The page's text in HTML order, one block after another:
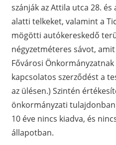
szánják az Attila utca 28. és
alatti telkeket, valamint a
mögötti autókereskedő
négyzetméteres sávot,
Fővárosi
kapcsolatos szerződést a
az ülésen.) Szintén
önkormányzati
10 éve nincs kiadva, és
állapotban.